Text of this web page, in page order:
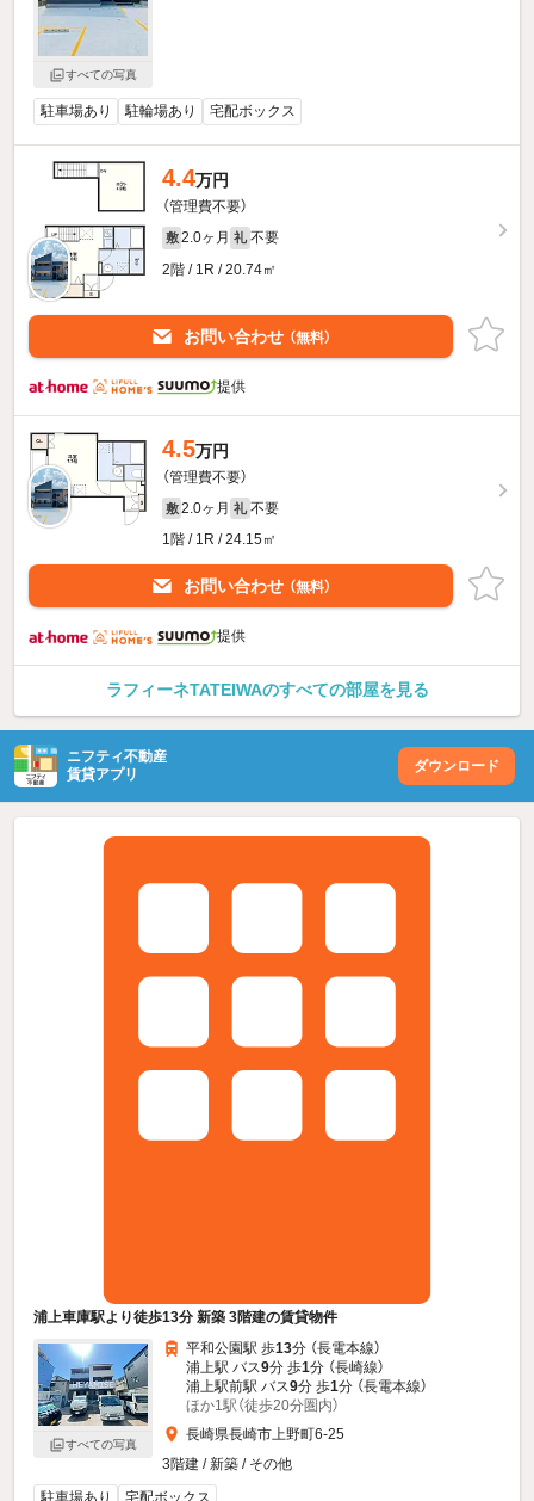
すべての写真
駐車場あり 駐輪場あり 宅配ボックス
4.4万円
（管理費不要）
敷 2.0ヶ月 礼 不要
2階 / 1R / 20.74㎡
お問い合わせ （無料）
提供
4.5万円
（管理費不要）
敷 2.0ヶ月 礼 不要
1階 / 1R / 24.15㎡
お問い合わせ （無料）
提供
ラフィーネTATEIWAのすべての部屋を見る
ニフティ不動産
賃貸アプリ
ダウンロード
浦上車庫駅より徒歩13分 新築 3階建の賃貸物件
すべての写真
平和公園駅 歩13分 （長電本線）
浦上駅 バス9分 歩1分 （長崎線）
浦上駅前駅 バス9分 歩1分 （長電本線）
ほか1駅（徒歩20分圏内）
長崎県長崎市上野町6-25
3階建 / 新築 / その他